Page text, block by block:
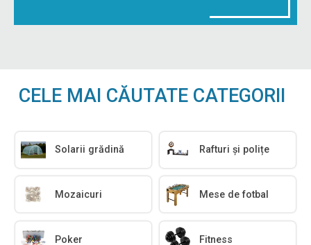
CELE MAI CĂUTATE CATEGORII
Solarii grădină Rafturi și polițe
Mozaicuri Mese de fotbal
Poker Fitness